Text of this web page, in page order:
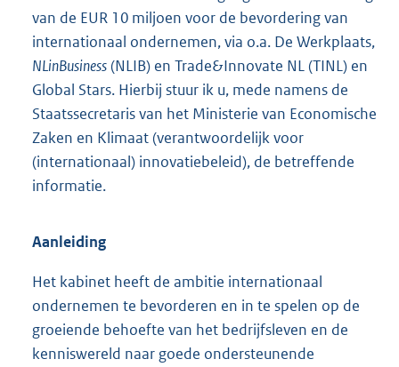
van de EUR 10 miljoen voor de bevordering van
internationaal ondernemen, via o.a. De Werkplaats,
NLinBusiness(NLIB) en Trade&Innovate NL (TINL) en
Global Stars. Hierbij stuur ik u, mede namens de
Staatssecretaris van het Ministerie van Economische
Zaken en Klimaat (verantwoordelijk voor
(internationaal) innovatiebeleid), de betreffende
informatie.
Aanleiding
Het kabinet heeft de ambitie internationaal
ondernemen te bevorderen en in te spelen op de
groeiende behoefte van het bedrijfsleven en de
kenniswereld naar goede ondersteunende